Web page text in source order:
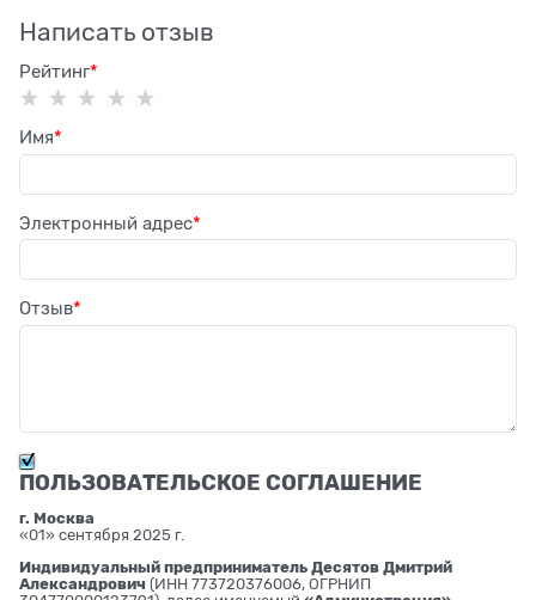
Написать отзыв
Рейтинг
Имя
Электронный адрес
Отзыв
ПОЛЬЗОВАТЕЛЬСКОЕ СОГЛАШЕНИЕ
г. Москва
«01» сентября 2025 г.
Индивидуальный предприниматель Десятов Дмитрий
Александрович (ИНН 773720376006, ОГРНИП